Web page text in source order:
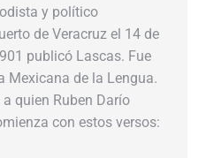
y político
de Veracruz el 14 de
publicó Lascas. Fue
Mexicana de la Lengua.
quien Ruben Darío
con estos versos: